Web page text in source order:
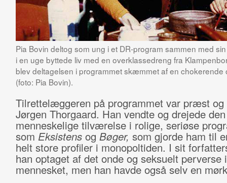
Pia Bovin deltog som ung i et DR-program sammen med
i en uge byttede liv med en overklassedreng fra
blev deltagelsen i programmet skæmmet af en chokerende
(foto: Pia Bovin).
Tilrettelæggeren på programmet var præst
Jørgen Thorgaard. Han vendte og drejede den
menneskelige tilværelse i rolige, seriøse
som Eksistens og Bøger, som gjorde ham til
helt store profiler i monopoltiden. I sit
han optaget af det onde og seksuelt perverse i
mennesket, men han havde også selv en